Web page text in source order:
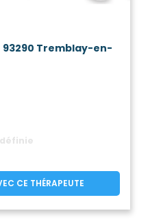
93290 Tremblay-en-
CE THÉRAPEUTE